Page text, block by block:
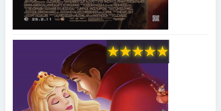
★
★
★
★
★